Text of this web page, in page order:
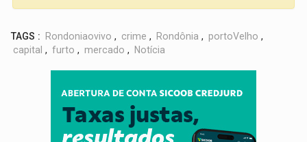
TAGS : Rondoniaovivo , crime , Rondônia , portoVelho ,
capital , furto , mercado , Notícia